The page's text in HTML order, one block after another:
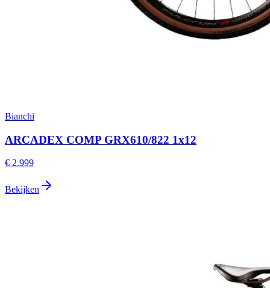
Bianchi
ARCADEX COMP GRX610/822 1x12
€ 2.999
Bekijken